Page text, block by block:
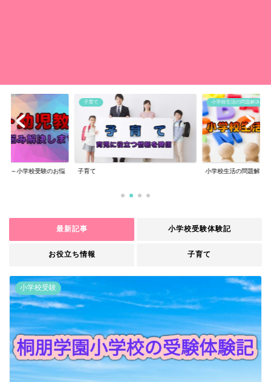
小学校生活の問題解決
小学校生活の問題解決
旅行
旅行
最新記事 小学校受験体験記
お役立ち情報 子育て
小学校受験